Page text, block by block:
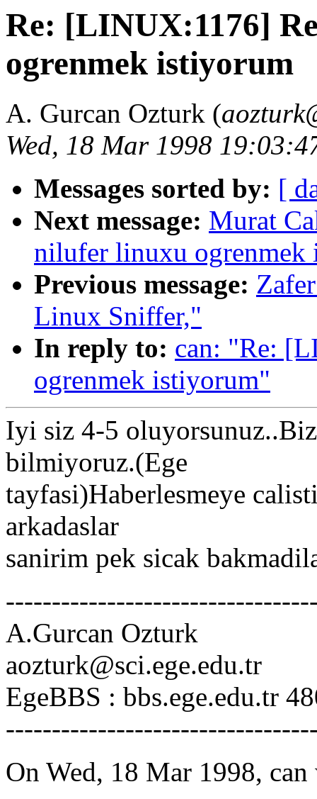
Re: [LINUX:1176]
ogrenmek istiyorum
A. Gurcan Ozturk (
Wed, 18 Mar 1998
Messages sorted by: [
Next message: Murat
nilufer linuxu ogrenmek
Previous message:
Linux Sniffer,"
In reply to: can: "Re:
ogrenmek istiyorum"
Iyi siz 4-5
bilmiyoruz.(Ege
tayfasi)Haberlesmeye
arkadaslar
sanirim pek sicak
A.Gurcan Ozturk
aozturk@sci.ege.edu.tr
EgeBBS : bbs.ege.edu.tr
On Wed, 18 Mar 1998,